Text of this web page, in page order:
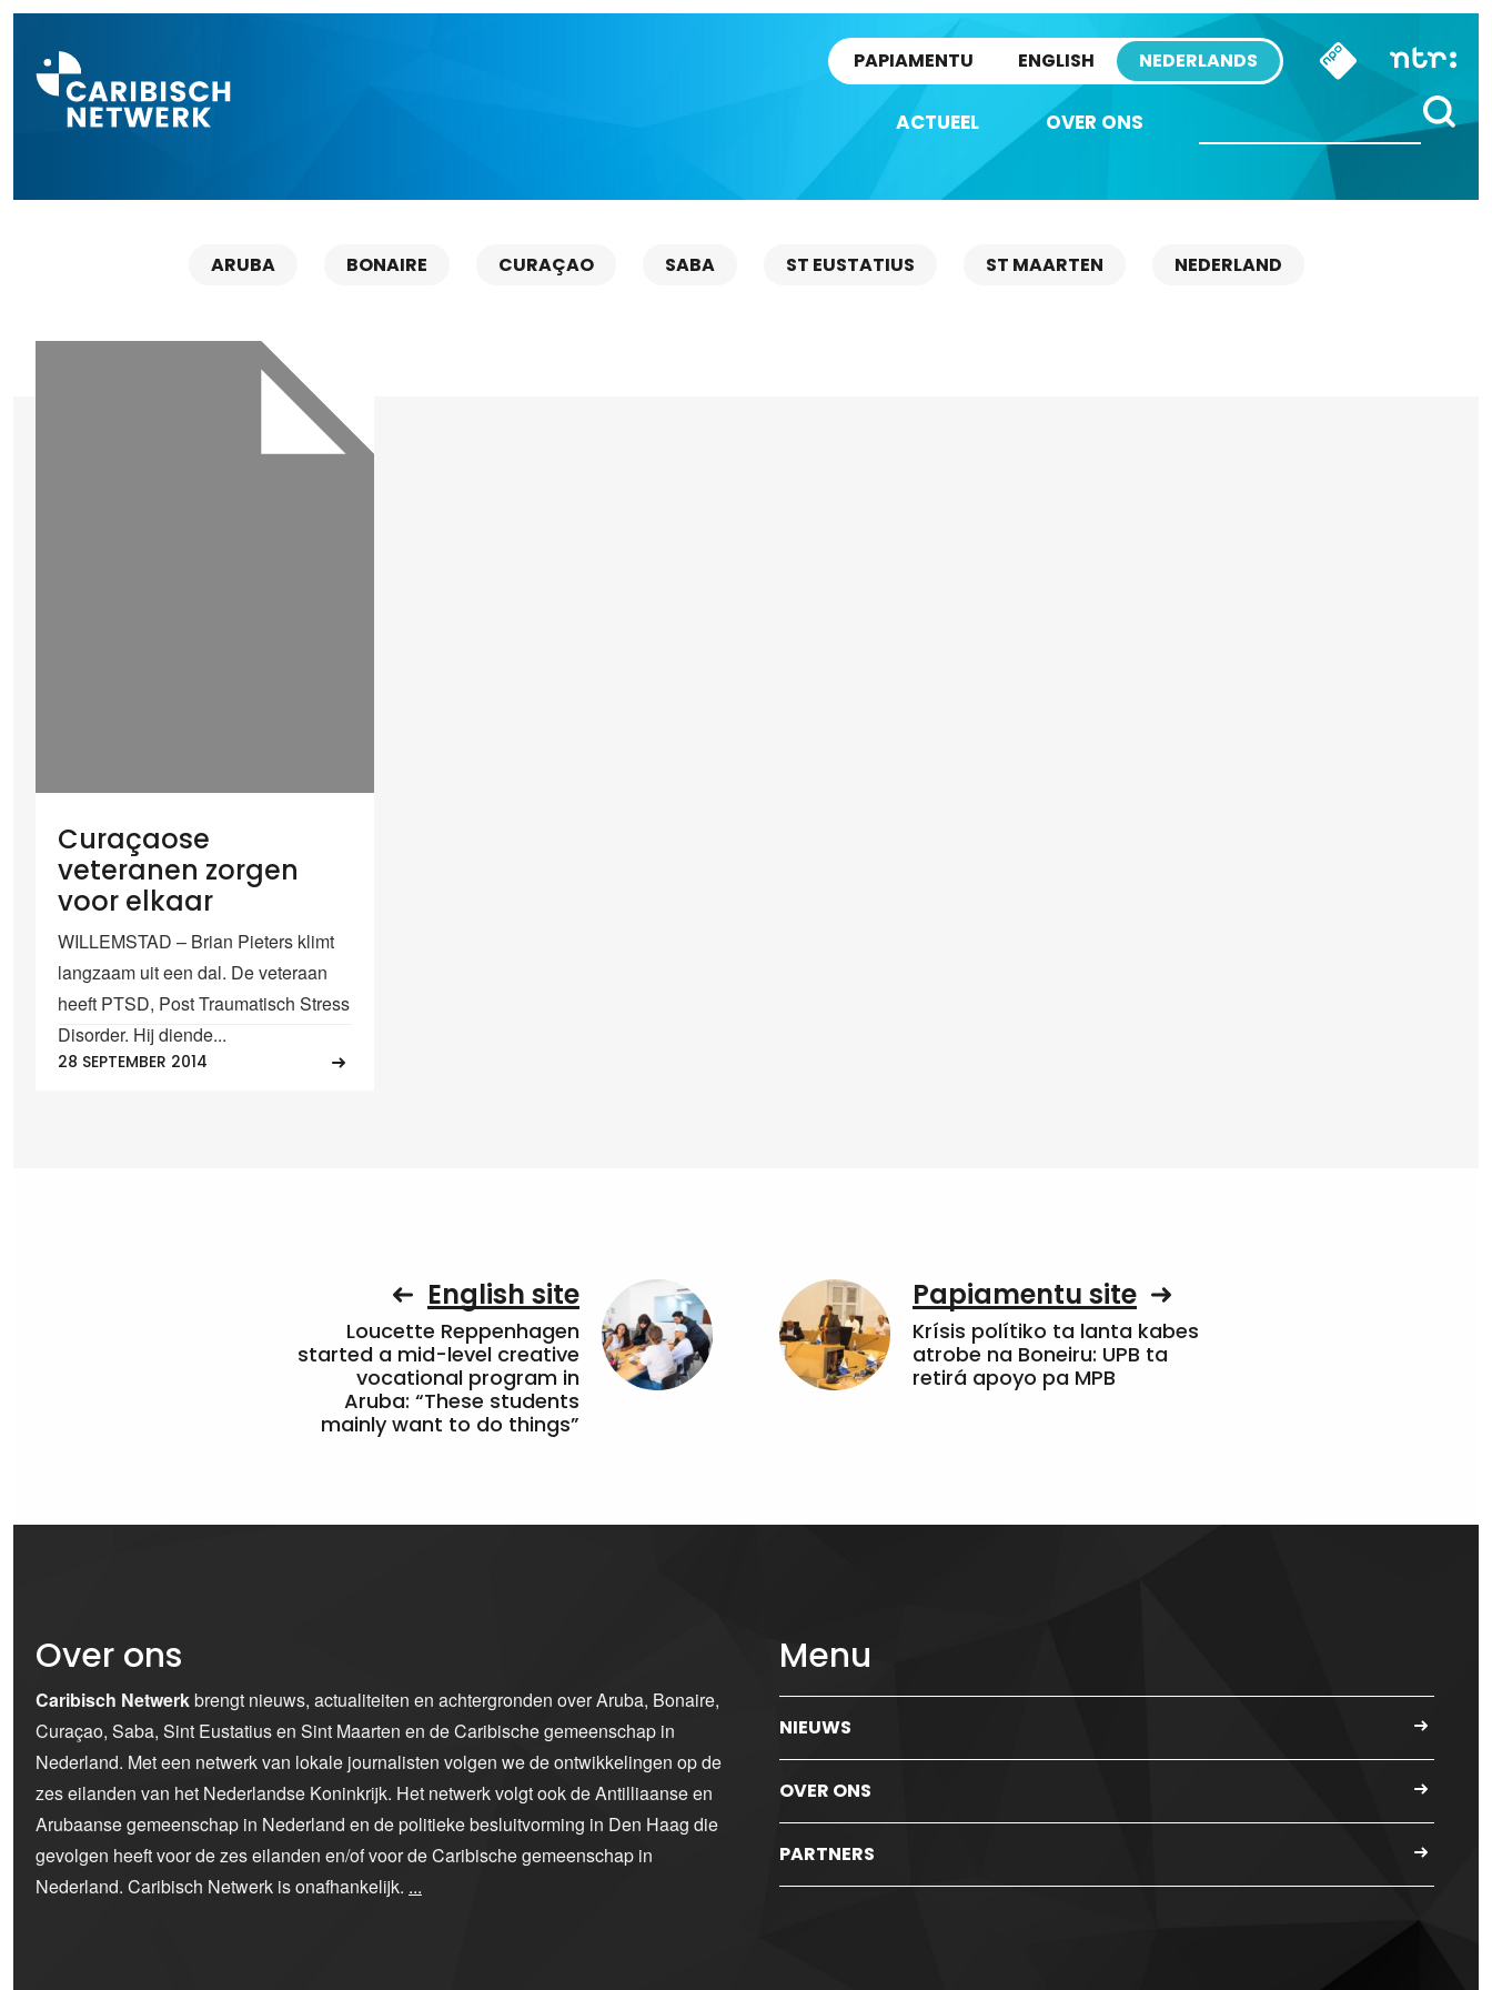
PAPIAMENTU ENGLISH NEDERLANDS
ACTUEEL OVER ONS
ARUBA BONAIRE CURAÇAO SABA ST EUSTATIUS ST MAARTEN NEDERLAND
Curaçaose
veteranen zorgen
voor elkaar
WILLEMSTAD – Brian Pieters klimt
langzaam uit een dal. De veteraan
heeft PTSD, Post Traumatisch Stress
Disorder. Hij diende...
28 SEPTEMBER 2014
English site
Loucette Reppenhagen
started a mid-level creative
vocational program in
Aruba: “These students
mainly want to do things”
Papiamentu site
Krísis polítiko ta lanta kabes
atrobe na Boneiru: UPB ta
retirá apoyo pa MPB
Over ons
Caribisch Netwerkbrengt nieuws, actualiteiten en achtergronden over Aruba, Bonaire,
Curaçao, Saba, Sint Eustatius en Sint Maarten en de Caribische gemeenschap in
Nederland. Met een netwerk van lokale journalisten volgen we de ontwikkelingen op de
zes eilanden van het Nederlandse Koninkrijk. Het netwerk volgt ook de Antilliaanse en
Arubaanse gemeenschap in Nederland en de politieke besluitvorming in Den Haag die
gevolgen heeft voor de zes eilanden en/of voor de Caribische gemeenschap in
Nederland. Caribisch Netwerk is onafhankelijk. ...
Menu
NIEUWS
OVER ONS
PARTNERS